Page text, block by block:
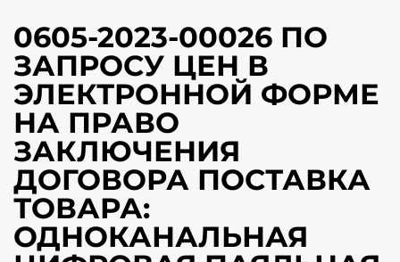
0605-2023-00026 ПО
ЗАПРОСУ ЦЕН В
ЭЛЕКТРОННОЙ ФОРМЕ
НА ПРАВО
ЗАКЛЮЧЕНИЯ
ДОГОВОРА ПОСТАВКА
ТОВАРА:
ОДНОКАНАЛЬНАЯ